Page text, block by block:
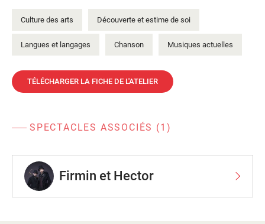
Culture des arts Découverte et estime de soi
Langues et langages Chanson Musiques actuelles
TÉLÉCHARGER LA FICHE DE L'ATELIER
SPECTACLES ASSOCIÉS (1)
Firmin et Hector